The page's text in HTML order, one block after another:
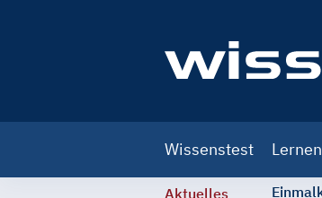
navigation
Wissenstest
Aktuelles